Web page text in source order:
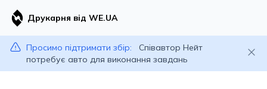
Друкарня від WE.UA
Просимо підтримати збір:
Співавтор Нейт
потребує авто для виконання завдань